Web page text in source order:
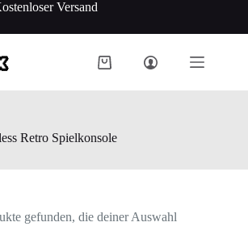
Versand
Retro Spielkonsole
gefunden, die deiner Auswahl